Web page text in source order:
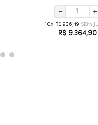
＋
－
10 R$ 936,49
R$ 9.364,90